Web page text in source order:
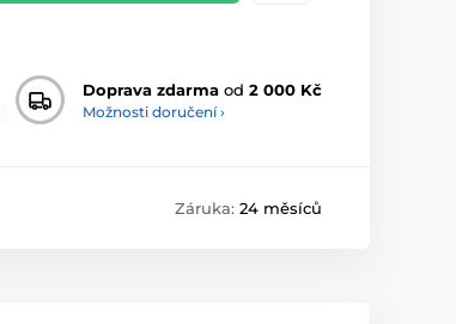
Doprava zdarma od 2 000 Kč
Možnosti doručení ›
Záruka: 24 měsíců